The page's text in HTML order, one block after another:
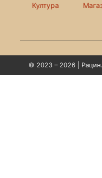
Култура
© 2023 – 2026 |